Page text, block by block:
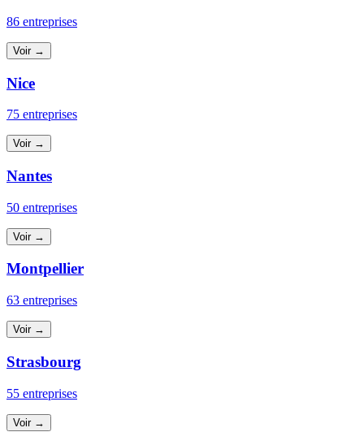
86 entreprises
Voir →
Nice
75 entreprises
Voir →
Nantes
50 entreprises
Voir →
Montpellier
63 entreprises
Voir →
Strasbourg
55 entreprises
Voir →